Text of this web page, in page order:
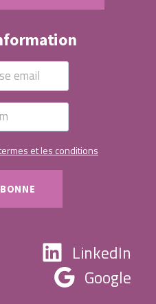
et les conditions
LinkedIn
Google